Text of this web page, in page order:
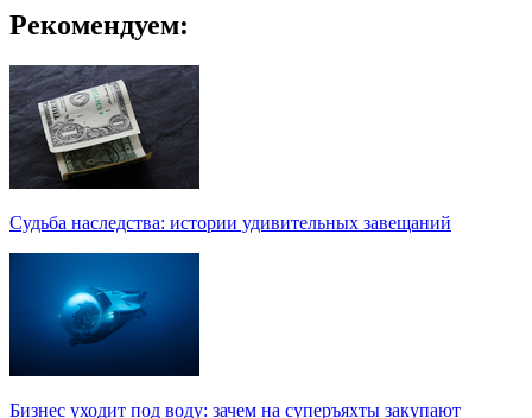
Рекомендуем:
Судьба наследства: истории удивительных завещаний
Бизнес уходит под воду: зачем на суперъяхты закупают